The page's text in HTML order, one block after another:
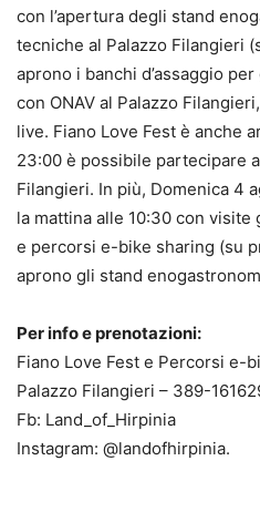
con l’apertura degli stand
tecniche al Palazzo Filangieri
aprono i banchi d’assaggio
con ONAV al Palazzo
live. Fiano Love Fest è anche
23:00 è possibile partecipare
Filangieri. In più, Domenica 4
la mattina alle 10:30 con visite
e percorsi e-bike sharing (su
aprono gli stand
Per info e prenotazioni:
Fiano Love Fest e Percorsi e-
Palazzo Filangieri – 389-
Fb: Land_of_Hirpinia
Instagram: @landofhirpinia.